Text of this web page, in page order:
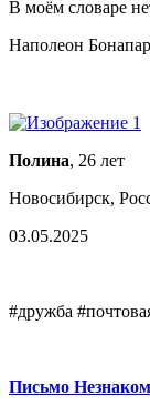
В моём словаре
Наполеон
Полина, 26 лет
Новосибирск,
03.05.2025
#дружба
Письмо